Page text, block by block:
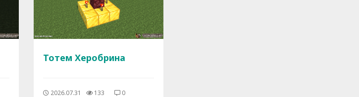
Тотем Херобрина
2026.07.31 133 0